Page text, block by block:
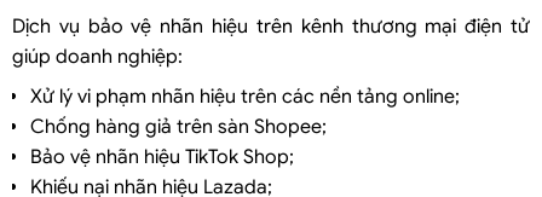
Chi phí xử lý và giám sát kéo dài
Câu hỏi liên quan đến xử lý xâm phạm nhãn hiệu trên sàn TMĐT
Làm thế nào để chống hàng giả trên Shopee?
Có thể bảo vệ thương hiệu TikTok Shop không?
Amazon có hỗ trợ xử lý vi phạm nhãn hiệu không?
Dịch vụ bảo vệ nhãn hiệu trên kênh thương mại điện tử
giúp doanh nghiệp:
Xử lý vi phạm nhãn hiệu trên các nền tảng online;
Chống hàng giả trên sàn Shopee;
Bảo vệ nhãn hiệu TikTok Shop;
Khiếu nại nhãn hiệu Lazada;